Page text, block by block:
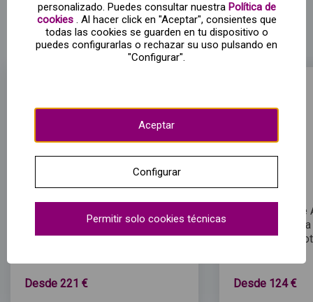
Escapadas en AVE + hotel con Renfe
Ofertas detren + hotel
AVE ida y vuelta
2 Noches en hotel ***
Desde 221 €
Del 28 al 30
AVE ida y vuelta
2 Noches en
Desde 124€
personalizado. Puedes consultar nuestra Política de
cookies. Al hacer click en "Aceptar", consientes que
todas las cookies se guarden en tu dispositivo o
puedes configurarlas o rechazar su uso pulsando en
"Configurar".
Aceptar
Configurar
Permitir solo cookies técnicas